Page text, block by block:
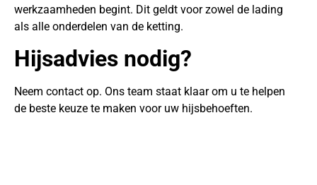
werkzaamheden begint. Dit geldt voor zowel de lading
als alle onderdelen van de ketting.
Hijsadvies nodig?
Neem contact op. Ons team staat klaar om u te helpen
de beste keuze te maken voor uw hijsbehoeften.